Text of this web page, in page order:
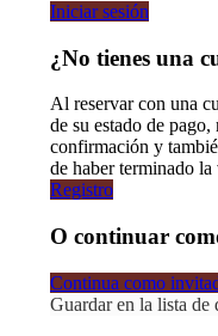
Iniciar sesión
¿No tienes una
Al reservar con una
de su estado de
confirmación y
de haber terminado la
Registro
O continuar
Continua como
Guardar en la lista de